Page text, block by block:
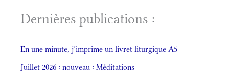
Dernières publications :
En une minute, j’imprime un livret liturgique A5
Juillet 2026 : nouveau : Méditations